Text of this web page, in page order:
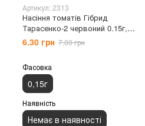
Артикул: 2313
Насіння томатів Гібрид
Тарасенко-2 червоний 0.15г,
GL Seeds
6.30 грн 7.00 грн
Фасовка
0,15г
Наявність
Немає в наявності